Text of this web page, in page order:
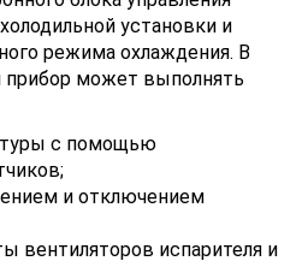
установки и
режима охлаждения. В
прибор может выполнять
с помощью
и отключением
вентиляторов испарителя и